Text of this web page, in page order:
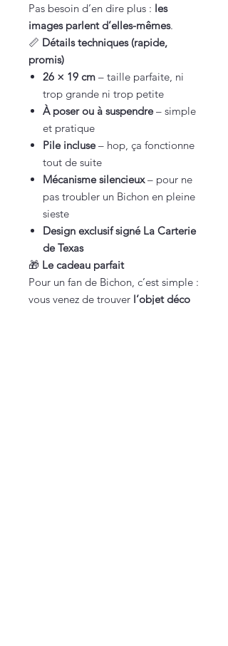
Pas besoin d’en dire plus : les
images parlent d’elles-mêmes.
📏 Détails techniques (rapide,
promis)
26 × 19 cm – taille parfaite, ni
trop grande ni trop petite
À poser ou à suspendre– simple
et pratique
Pile incluse– hop, ça fonctionne
tout de suite
Mécanisme silencieux– pour ne
pas troubler un Bichon en pleine
sieste
Design exclusif signé La Carterie
de Texas
🎁 Le cadeau parfait
Pour un fan de Bichon, c’est simple :
vous venez de trouver l’objet déco